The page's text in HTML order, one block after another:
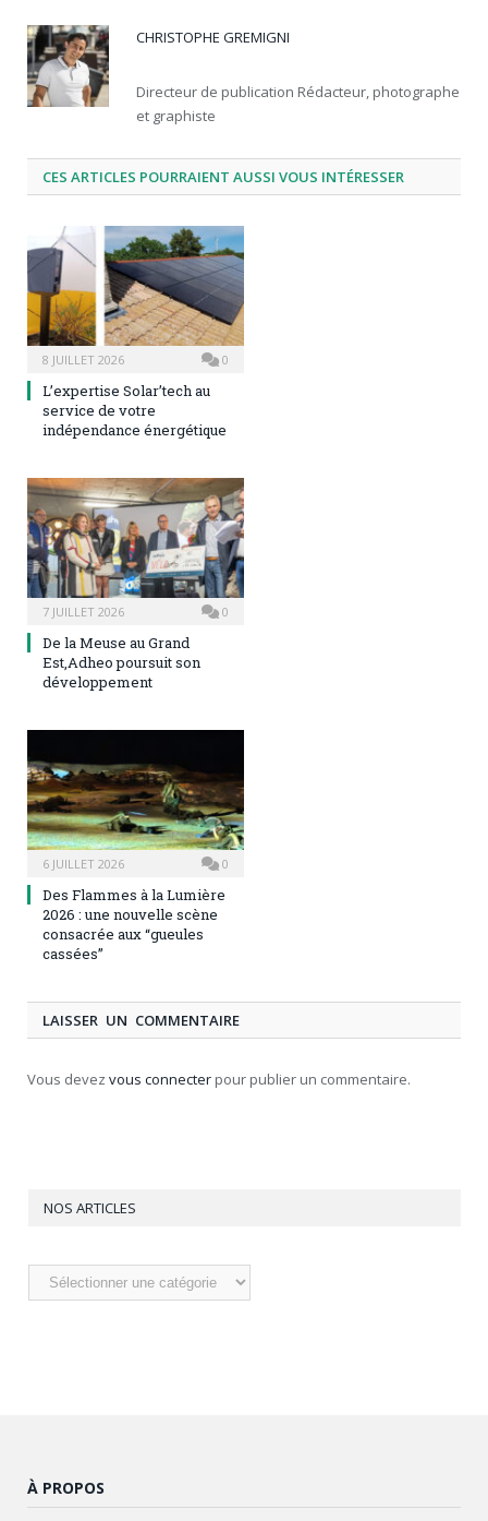
CHRISTOPHE GREMIGNI
Directeur de publication Rédacteur, photographe
et graphiste
CES ARTICLES POURRAIENT AUSSI VOUS INTÉRESSER
8 JUILLET 2026 0
L’expertise Solar’tech au
service de votre
indépendance énergétique
7 JUILLET 2026 0
De la Meuse au Grand
Est,Adheo poursuit son
développement
6 JUILLET 2026 0
Des Flammes à la Lumière
2026 : une nouvelle scène
consacrée aux “gueules
cassées”
LAISSER UN COMMENTAIRE
Vous devez vous connecter pour publier un commentaire.
NOS ARTICLES
Nos
À PROPOS